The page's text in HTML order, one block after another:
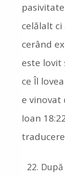
celălalt
cerând
este lovit
ce Îl
e vinovat
Ioan